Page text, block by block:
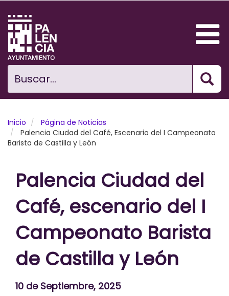
contenido
principal
Buscar...
Ciudad
El Ayuntamiento
Noticias
Planificación Ciudad
Tramita
Inicio
Página de Noticias
Palencia Ciudad del Café, Escenario del I Campeonato
Barista de Castilla y León
Palencia Ciudad del
Café, escenario del I
Campeonato Barista
de Castilla y León
10 de Septiembre, 2025